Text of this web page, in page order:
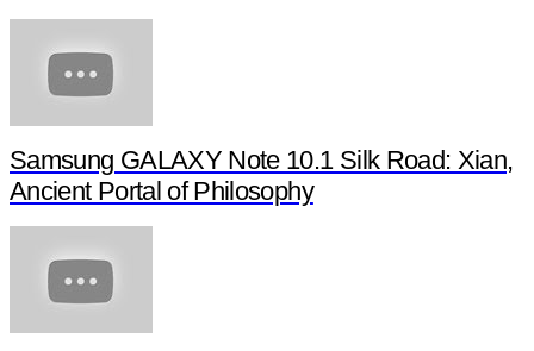
Samsung GALAXY Note 10.1 Silk Road: Xian,
Ancient Portal of Philosophy